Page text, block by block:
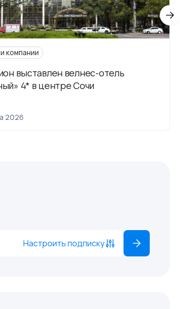
компании
выставлен велнес-отель
4* в центре Сочи
2026
Настроить подписку